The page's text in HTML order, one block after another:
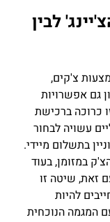
לבין
צ'קים,
גם אפשרויות
כרוכה ברכישת
עשויה לבחור
בתשלום מיידי.
במזומן, בעוד
זאת, שיטה זו
להיות
המגמה הנוכחית